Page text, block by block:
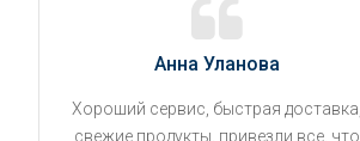
Анна Уланова
Хороший сервис, быстрая доставка,
свежие продукты, привезли все, что